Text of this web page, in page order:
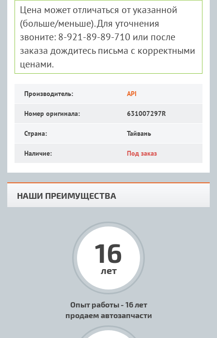
Цена может отличаться от указанной
(больше/меньше). Для уточнения
звоните: 8-921-89-89-710 или после
заказа дождитесь письма с корректными
ценами.
Производитель: API
Номер оригинала: 631007297R
Страна: Тайвань
Наличие: Под заказ
НАШИ ПРЕИМУЩЕСТВА
16
лет
Опыт работы - 16 лет
продаем автозапчасти